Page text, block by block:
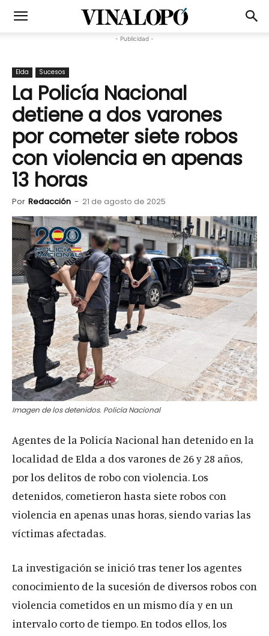
- Publicidad -
Elda Sucesos
La Policía Nacional
detiene a dos varones
por cometer siete robos
con violencia en apenas
13 horas
Por Redacción - 21 de agosto de 2025
Imagen de los detenidos. Policía Nacional
Agentes de la Policía Nacional han detenido en la
localidad de Elda a dos varones de 26 y 28 años,
por los delitos de robo con violencia. Los
detenidos, cometieron hasta siete robos con
violencia en apenas unas horas, siendo varias las
víctimas afectadas.
La investigación se inició tras tener los agentes
conocimiento de la sucesión de diversos robos con
violencia cometidos en un mismo día y en un
intervalo corto de tiempo. En todos ellos, los